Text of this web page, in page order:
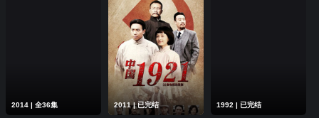
2014 | 全36集 2011 | 已完结 1992 | 已完结